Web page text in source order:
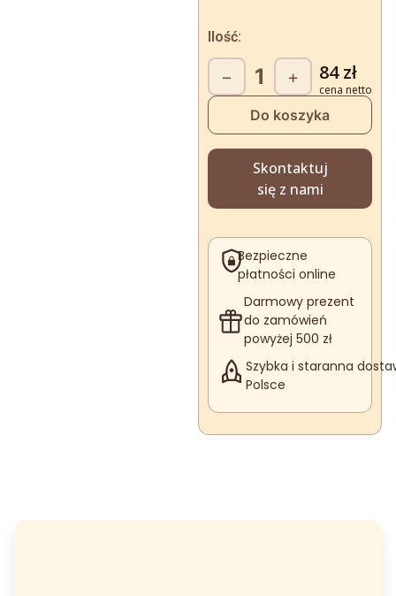
Ilość:
84zł
−
ilość
Śnieżny
Przysmak
+
Do koszyka
Skontaktuj
się z nami
Bezpieczne
płatności online
Darmowy prezent
do zamówień
powyżej 500 zł
Szybka i staranna
Polsce